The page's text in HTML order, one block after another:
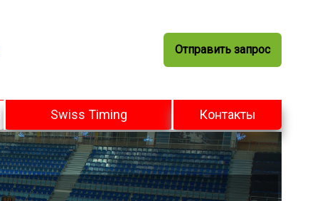
Отправить запрос
Swiss Timing Контакты